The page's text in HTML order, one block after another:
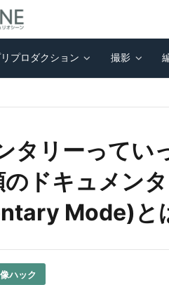
プロダクション 撮影
タリーってい
ドキュメン
Mode)と
ハック